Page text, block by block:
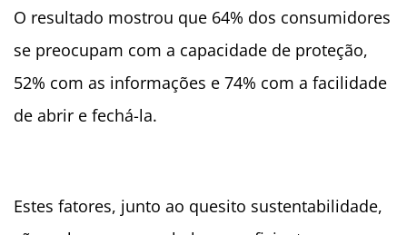
O resultado mostrou que 64% dos consumidores
se preocupam com a capacidade de proteção,
52% com as informações e 74% com a facilidade
de abrir e fechá-la.
Estes fatores, junto ao quesito sustentabilidade,